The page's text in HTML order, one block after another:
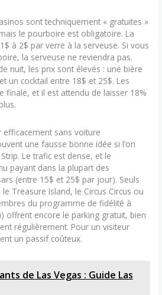
sont techniquement « gratuites »
le pourboire est obligatoire. La
à 2$ par verre à la serveuse. Si vous
la serveuse ne reviendra pas.
nuit, les prix sont élevés : une bière
un cocktail entre 18$ et 25$. Les
finale, et il est attendu de laisser 18%
efficacement sans voiture
une fausse bonne idée si l’on
Le trafic est dense, et le
payant dans la plupart des
(entre 15$ et 25$ par jour). Seuls
Treasure Island, le Circus Circus ou
du programme de fidélité à
offrent encore le parking gratuit, bien
régulièrement. Pour un visiteur
un passif coûteux.
de Las Vegas : Guide Las